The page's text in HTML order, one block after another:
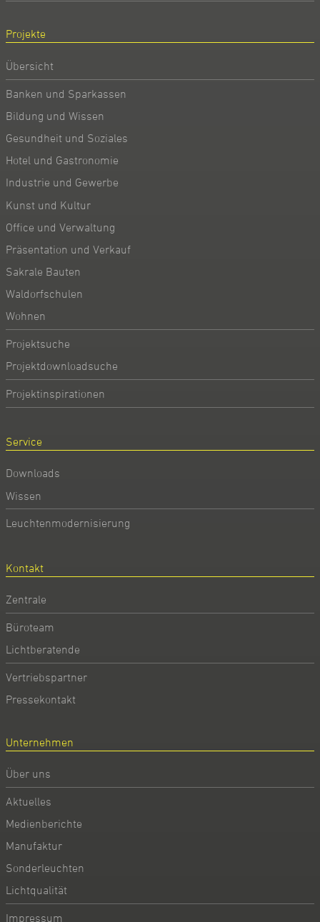
Projekte
Übersicht
Banken und Sparkassen
Bildung und Wissen
Gesundheit und Soziales
Hotel und Gastronomie
Industrie und Gewerbe
Kunst und Kultur
Office und Verwaltung
Präsentation und Verkauf
Sakrale Bauten
Waldorfschulen
Wohnen
Projektsuche
Projektdownloadsuche
Projektinspirationen
Service
Downloads
Wissen
Leuchtenmodernisierung
Kontakt
Zentrale
Büroteam
Lichtberatende
Vertriebspartner
Pressekontakt
Unternehmen
Über uns
Aktuelles
Medienberichte
Manufaktur
Sonderleuchten
Lichtqualität
Impressum